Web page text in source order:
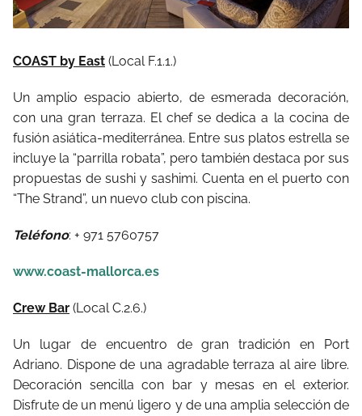
COAST by East (Local F.1.1.)
Un amplio espacio abierto, de esmerada decoración,
con una gran terraza. El chef se dedica a la cocina de
fusión asiática-mediterránea. Entre sus platos estrella se
incluye la “parrilla robata”, pero también destaca por sus
propuestas de sushi y sashimi. Cuenta en el puerto con
“The Strand”, un nuevo club con piscina.
Teléfono: + 971 5760757
www.coast-mallorca.es
Crew Bar (Local C.2.6.)
Un lugar de encuentro de gran tradición en Port
Adriano. Dispone de una agradable terraza al aire libre.
Decoración sencilla con bar y mesas en el exterior.
Disfrute de un menú ligero y de una amplia selección de